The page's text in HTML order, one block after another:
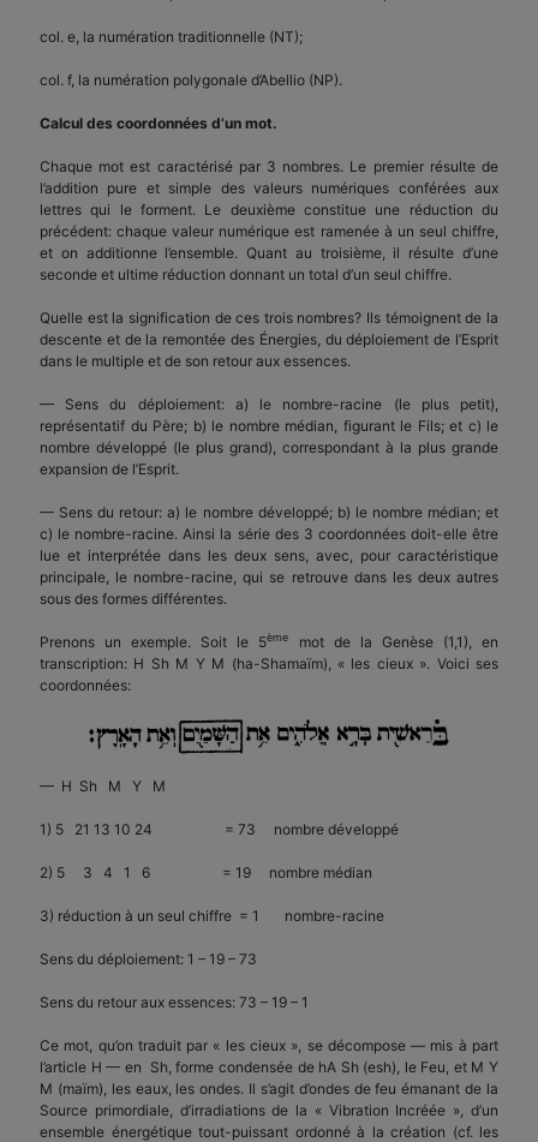
col. e, la numération traditionnelle (NT);
col. f, la numération polygonale d’Abellio (NP).
Calcul des coordonnées d’un mot.
Chaque mot est caractérisé par 3 nombres. Le premier résulte de
l’addition pure et simple des valeurs numériques conférées aux
lettres qui le forment. Le deuxième constitue une réduction du
précédent: chaque valeur numérique est ramenée à un seul chiffre,
et on additionne l’ensemble. Quant au troisième, il résulte d’une
seconde et ultime réduction donnant un total d’un seul chiffre.
Quelle est la signification de ces trois nombres? Ils témoignent de la
descente et de la remontée des Énergies, du déploiement de l’Esprit
dans le multiple et de son retour aux essences.
— Sens du déploiement: a) le nombre-racine (le plus petit),
représentatif du Père; b) le nombre médian, figurant le Fils; et c) le
nombre développé (le plus grand), correspondant à la plus grande
expansion de l’Esprit.
— Sens du retour: a) le nombre développé; b) le nombre médian; et
c) le nombre-racine. Ainsi la série des 3 coordonnées doit-elle être
lue et interprétée dans les deux sens, avec, pour caractéristique
principale, le nombre-racine, qui se retrouve dans les deux autres
sous des formes différentes.
Prenons un exemple. Soit le 5ème
mot de la Genèse (1,1), en
transcription: H Sh M Y M (ha-Shamaïm), « les cieux ». Voici ses
coordonnées:
— H Sh M Y M
1) 5 21 13 10 24 = 73 nombre développé
2) 5 3 4 1 6 = 19 nombre médian
3) réduction à un seul chiffre = 1 nombre-racine
Sens du déploiement: 1 – 19 – 73
Sens du retour aux essences: 73 – 19 – 1
Ce mot, qu’on traduit par « les cieux », se décompose — mis à part
l’article H — en Sh, forme condensée de hA Sh (esh), le Feu, et M Y
M (maïm), les eaux, les ondes. Il s’agit d’ondes de feu émanant de la
Source primordiale, d’irradiations de la « Vibration Incréée », d’un
ensemble énergétique tout-puissant ordonné à la création (cf. les